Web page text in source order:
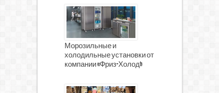
Морозильные и
холодильные установки от
компании «Фриз-Холод»